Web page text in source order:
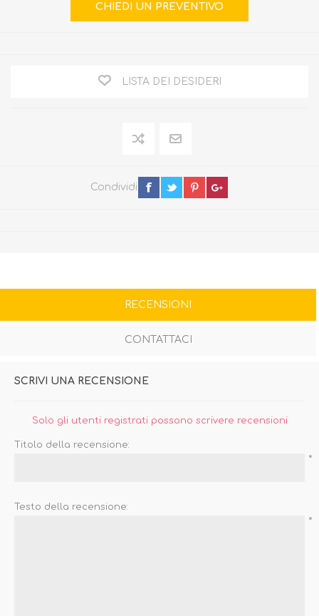
LISTA DEI DESIDERI
Condividi
RECENSIONI
CONTATTACI
SCRIVI UNA RECENSIONE
Solo gli utenti registrati possono scrivere recensioni
Titolo della recensione:
*
Testo della recensione:
*